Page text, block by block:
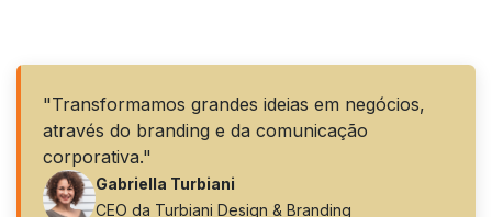
"Transformamos grandes ideias em negócios,
através do branding e da comunicação
corporativa."
Gabriella Turbiani
CEO da Turbiani Design & Branding